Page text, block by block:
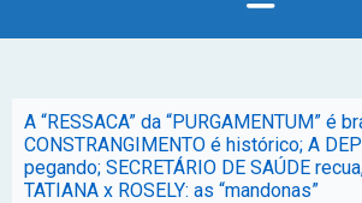
A “RESSACA” da “PURGAMENTUM” é
CONSTRANGIMENTO é histórico; A
pegando; SECRETÁRIO DE SAÚDE
TATIANA x ROSELY: as “mandonas”